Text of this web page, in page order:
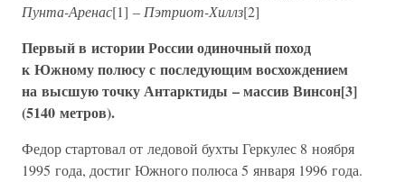
Пунта-Аренас[1] – Пэтриот-Хиллз[2]
Первый в истории России одиночный поход
к Южному полюсу с последующим восхождением
на высшую точку Антарктиды – массив Винсон[3]
(5140 метров).
Федор стартовал от ледовой бухты Геркулес 8 ноября
1995 года, достиг Южного полюса 5 января 1996 года.